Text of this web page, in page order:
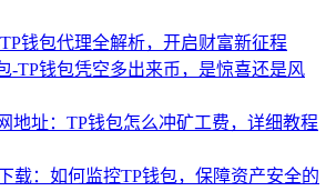
钱包代理全解析，开启财富新征程
-TP钱包凭空多出来币，是惊喜还是风
地址：TP钱包怎么冲矿工费，详细教程
载：如何监控TP钱包，保障资产安全的